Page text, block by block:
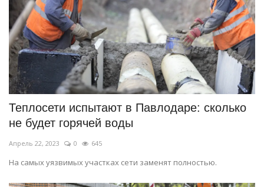
Теплосети испытают в Павлодаре: сколько
не будет горячей воды
Апрель 22, 2023 0 645
На самых уязвимых участках сети заменят полностью.